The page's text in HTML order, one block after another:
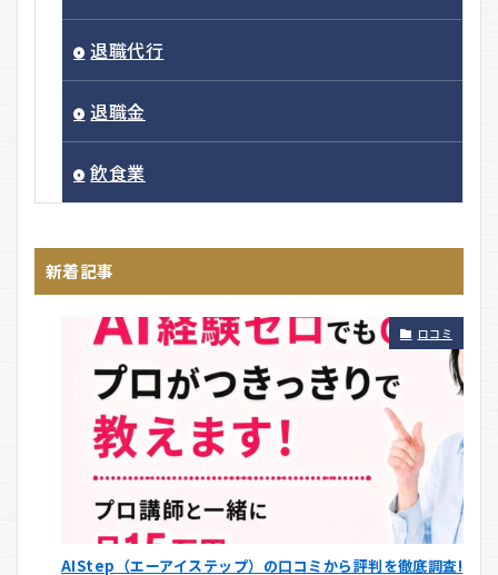
退職代行
退職金
飲食業
新着記事
口コミ
AIStep（エーアイステップ）の口コミから評判を徹底調査!